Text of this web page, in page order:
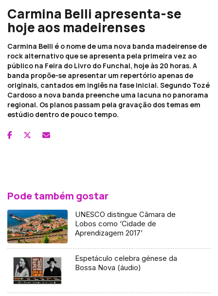
Carmina Belli apresenta-se
hoje aos madeirenses
Carmina Belli é o nome de uma nova banda madeirense de
rock alternativo que se apresenta pela primeira vez ao
público na Feira do Livro do Funchal, hoje às 20 horas. A
banda propõe-se apresentar um repertório apenas de
originais, cantados em inglês na fase inicial. Segundo Tozé
Cardoso a nova banda preenche uma lacuna no panorama
regional. Os planos passam pela gravação dos temas em
estúdio dentro de pouco tempo.
Pode também gostar
UNESCO distingue Câmara de
Lobos como ‘Cidade de
Aprendizagem 2017’
Espetáculo celebra génese da
Bossa Nova (áudio)